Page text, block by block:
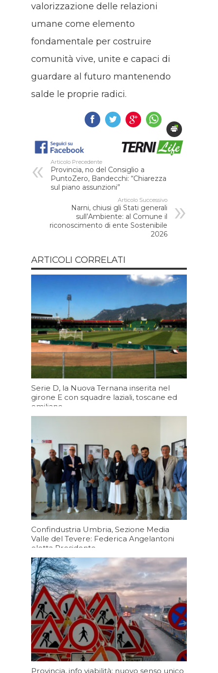
valorizzazione delle relazioni
umane come elemento
fondamentale per costruire
comunità vive, unite e capaci di
guardare al futuro mantenendo
salde le proprie radici.
Articolo Precedente
Provincia, no del Consiglio a
PuntoZero, Bandecchi: “Chiarezza
sul piano assunzioni”
Articolo Successivo
Narni, chiusi gli Stati generali
sull’Ambiente: al Comune il
riconoscimento di ente Sostenibile
2026
ARTICOLI CORRELATI
Serie D, la Nuova Ternana inserita nel
girone E con squadre laziali, toscane ed
emiliane
Confindustria Umbria, Sezione Media
Valle del Tevere: Federica Angelantoni
eletta Presidente
Oggi 19:20
Provincia, info viabilità: nuovo senso unico